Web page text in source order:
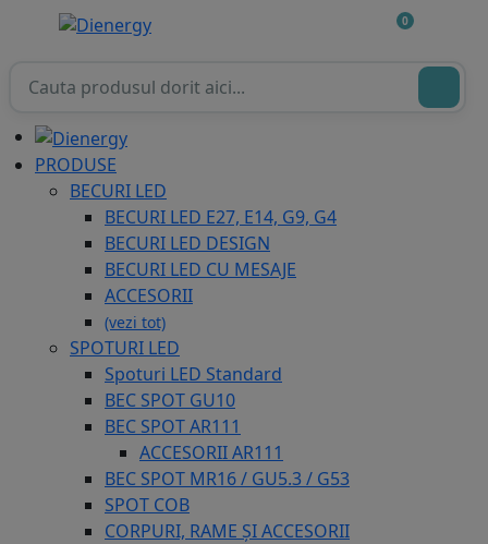
0
PRODUSE
BECURI LED
BECURI LED E27, E14, G9, G4
BECURI LED DESIGN
BECURI LED CU MESAJE
ACCESORII
(vezi tot)
SPOTURI LED
Spoturi LED Standard
BEC SPOT GU10
BEC SPOT AR111
ACCESORII AR111
BEC SPOT MR16 / GU5.3 / G53
SPOT COB
CORPURI, RAME ȘI ACCESORII